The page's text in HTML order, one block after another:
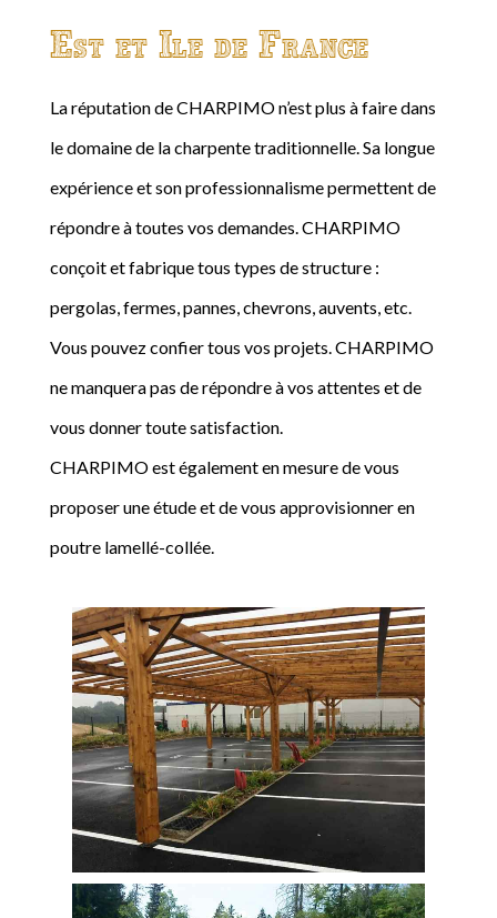
Est et Ile de France
La réputation de CHARPIMO n’est plus à faire dans
le domaine de la charpente traditionnelle. Sa longue
expérience et son professionnalisme permettent de
répondre à toutes vos demandes. CHARPIMO
conçoit et fabrique tous types de structure :
pergolas, fermes, pannes, chevrons, auvents, etc.
Vous pouvez confier tous vos projets. CHARPIMO
ne manquera pas de répondre à vos attentes et de
vous donner toute satisfaction.
CHARPIMO est également en mesure de vous
proposer une étude et de vous approvisionner en
poutre lamellé-collée.